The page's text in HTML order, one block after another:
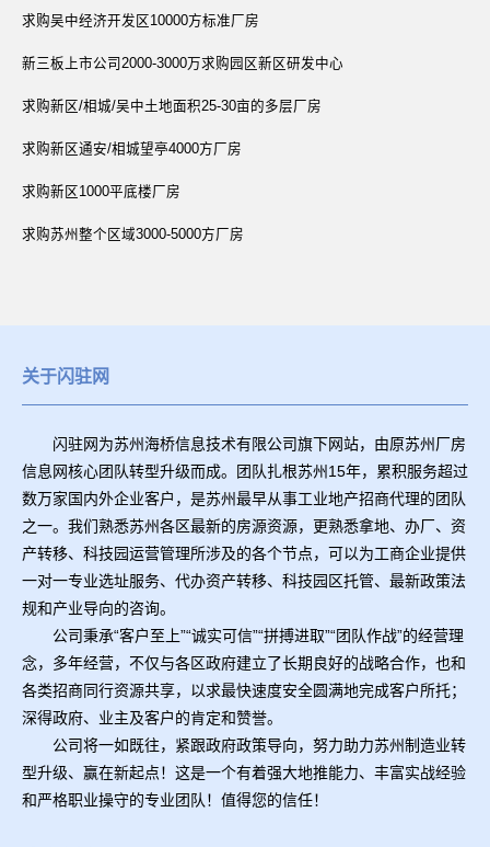
求购吴中经济开发区10000方标准厂房
新三板上市公司2000-3000万求购园区新区研发中心
求购新区/相城/吴中土地面积25-30亩的多层厂房
求购新区通安/相城望亭4000方厂房
求购新区1000平底楼厂房
求购苏州整个区域3000-5000方厂房
关于闪驻网
闪驻网为苏州海桥信息技术有限公司旗下网站，由原苏州厂房
信息网核心团队转型升级而成。团队扎根苏州15年，累积服务超过
数万家国内外企业客户，是苏州最早从事工业地产招商代理的团队
之一。我们熟悉苏州各区最新的房源资源，更熟悉拿地、办厂、资
产转移、科技园运营管理所涉及的各个节点，可以为工商企业提供
一对一专业选址服务、代办资产转移、科技园区托管、最新政策法
规和产业导向的咨询。
公司秉承“客户至上”“诚实可信”“拼搏进取”“团队作战”的经营理
念，多年经营，不仅与各区政府建立了长期良好的战略合作，也和
各类招商同行资源共享，以求最快速度安全圆满地完成客户所托；
深得政府、业主及客户的肯定和赞誉。
公司将一如既往，紧跟政府政策导向，努力助力苏州制造业转
型升级、赢在新起点！这是一个有着强大地推能力、丰富实战经验
和严格职业操守的专业团队！值得您的信任！